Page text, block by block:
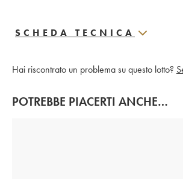
SCHEDA TECNICA
Hai riscontrato un problema su questo lotto?
POTREBBE PIACERTI ANCHE…